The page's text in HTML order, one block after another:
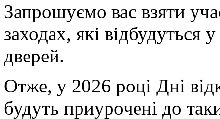
Запрошуємо вас взяти
заходах, які відбудуться
дверей.
Отже, у 2026 році Дні
будуть приурочені до